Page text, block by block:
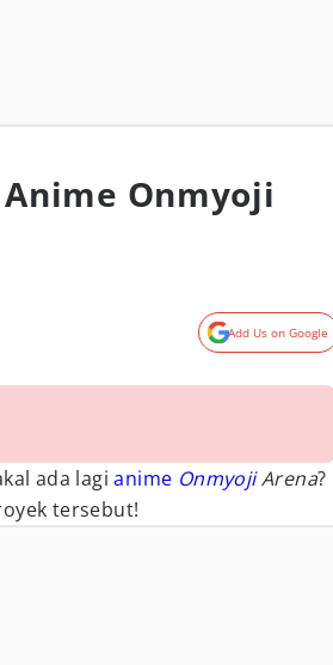
Anime Onmyoji
Add Us on Google
ada lagianime OnmyojiArena?
tersebut!